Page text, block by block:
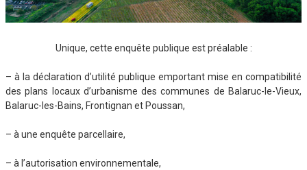
Unique, cette enquête publique est préalable :
– à la déclaration d’utilité publique emportant mise en compatibilité
des plans locaux d’urbanisme des communes de Balaruc-le-Vieux,
Balaruc-les-Bains, Frontignan et Poussan,
– à une enquête parcellaire,
– à l’autorisation environnementale,